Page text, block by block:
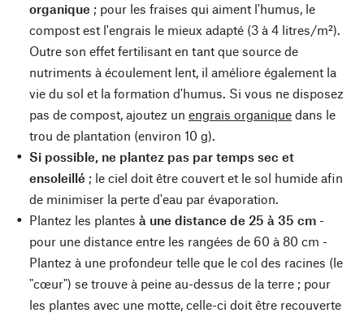
organique ; pour les fraises qui aiment l'humus, le
compost est l'engrais le mieux adapté (3 à 4 litres/m²).
Outre son effet fertilisant en tant que source de
nutriments à écoulement lent, il améliore également la
vie du sol et la formation d'humus. Si vous ne disposez
pas de compost, ajoutez un engrais organique dans le
trou de plantation (environ 10 g).
Si possible, ne plantez pas par temps sec et
ensoleillé ; le ciel doit être couvert et le sol humide afin
de minimiser la perte d'eau par évaporation.
Plantez les plantes à une distance de 25 à 35 cm -
pour une distance entre les rangées de 60 à 80 cm -
Plantez à une profondeur telle que le col des racines (le
"cœur") se trouve à peine au-dessus de la terre ; pour
les plantes avec une motte, celle-ci doit être recouverte